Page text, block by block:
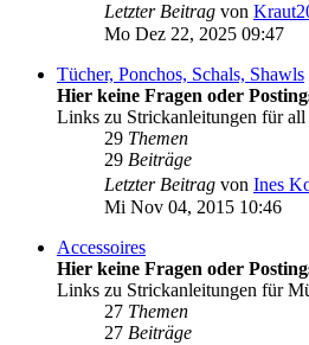
Letzter Beitrag von
Mo Dez 22, 2025 09:47
Tücher, Ponchos, Schals, Shawls
Hier keine Fragen oder
Links zu Strickanleitungen für
29 Themen
29 Beiträge
Letzter Beitrag von Ines
Mi Nov 04, 2015 10:46
Accessoires
Hier keine Fragen oder
Links zu Strickanleitungen für
27 Themen
27 Beiträge